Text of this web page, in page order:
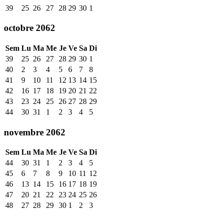
39
25 26 27 28 29 30 1
octobre 2062
Sem Lu Ma Me Je Ve Sa Di
39
25 26 27 28 29 30 1
40
2 3 4 5 6 7
8
41
9 10 11 12 13 14 15
42
16 17 18 19 20 21 22
43
23 24 25 26 27 28 29
44
30 31 1 2 3 4 5
novembre 2062
Sem Lu Ma Me Je Ve Sa Di
44
30 31 1 2 3 4
5
45
6 7 8 9 10 11 12
46
13 14 15 16 17 18 19
47
20 21 22 23 24 25 26
48
27 28 29 30 1 2 3